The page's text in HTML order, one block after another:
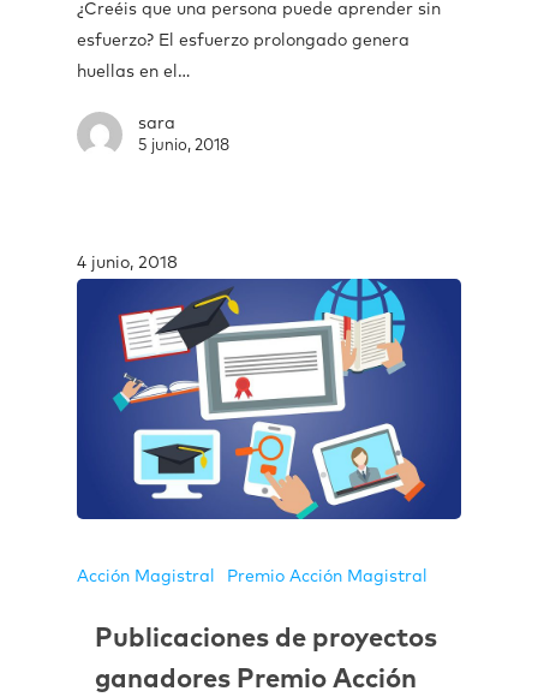
¿Creéis que una persona puede aprender sin
esfuerzo? El esfuerzo prolongado genera
huellas en el…
sara
5 junio, 2018
4 junio, 2018
Acción Magistral Premio Acción Magistral
Publicaciones de proyectos
ganadores Premio Acción